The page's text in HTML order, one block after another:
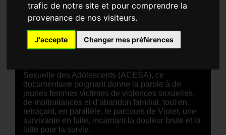
trafic de notre site et pour comprendre la
provenance de nos visiteurs.
J'accepte Changer mes préférences
Jessica Tenos | 00:14 | Cameroun
SYNOPSIS
À Douala, derrière l’agitation quotidienne de la
Sexuelle des Adolescents (ACESA), ce
documentaire poignant donne la parole à de
jeunes femmes victimes de violences sexuelles,
de maltraitances et d’abandon familial, tout en
retraçant, en parallèle, le parcours de Violet, une
survivante en fuite, incarnant la douleur brute et la
lutte pour la survie.